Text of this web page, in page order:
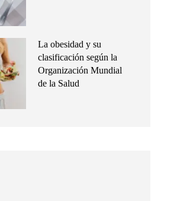
La obesidad y su
clasificación según la
Organización Mundial
de la Salud